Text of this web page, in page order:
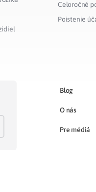
Celoročné
Poistenie
Blog
O nás
Pre médiá